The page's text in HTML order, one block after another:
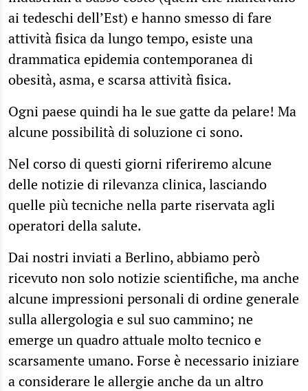
ai tedeschi dell’Est) e hanno smesso di fare
attività fisica da lungo tempo, esiste una
drammatica epidemia contemporanea di
obesità, asma, e scarsa attività fisica.
Ogni paese quindi ha le sue gatte da pelare! Ma
alcune possibilità di soluzione ci sono.
Nel corso di questi giorni riferiremo alcune
delle notizie di rilevanza clinica, lasciando
quelle più tecniche nella parte riservata agli
operatori della salute.
Dai nostri inviati a Berlino, abbiamo però
ricevuto non solo notizie scientifiche, ma anche
alcune impressioni personali di ordine generale
sulla allergologia e sul suo cammino; ne
emerge un quadro attuale molto tecnico e
scarsamente umano. Forse è necessario iniziare
a considerare le allergie anche da un altro